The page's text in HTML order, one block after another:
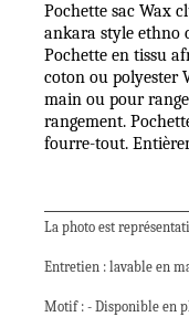
Pochette sac Wax
ankara style ethno
Pochette en tissu
coton ou polyester
main ou pour
rangement.
fourre-tout.
La photo est
Entretien : lavable en
Motif : - Disponible en